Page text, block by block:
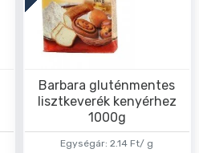
Egységár: 2.14 Ft/ g
Barbara gluténmentes
lisztkeverék kenyérhez
1000g